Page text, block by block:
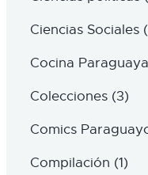
Ciencias Sociales
Cocina Paraguaya
Colecciones (3)
Comics
Compilación (1)